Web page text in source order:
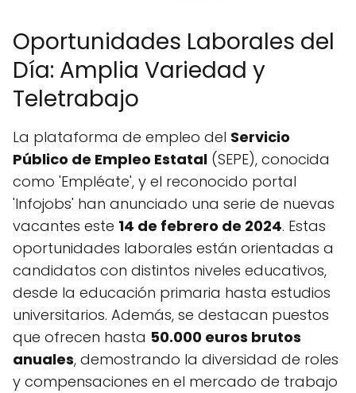
Oportunidades Laborales del
Día: Amplia Variedad y
Teletrabajo
La plataforma de empleo del Servicio
Público de Empleo Estatal (SEPE), conocida
como 'Empléate', y el reconocido portal
'Infojobs' han anunciado una serie de nuevas
vacantes este 14 de febrero de 2024. Estas
oportunidades laborales están orientadas a
candidatos con distintos niveles educativos,
desde la educación primaria hasta estudios
universitarios. Además, se destacan puestos
que ofrecen hasta 50.000 euros brutos
anuales, demostrando la diversidad de roles
y compensaciones en el mercado de trabajo